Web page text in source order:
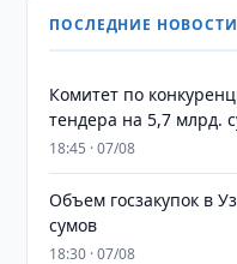
ПОСЛЕДНИЕ НОВОСТИ
Комитет по
тендера на 5,7 млрд.
18:45 · 07/08
​​​​​​​Объем госзакупок в
сумов
18:30 · 07/08